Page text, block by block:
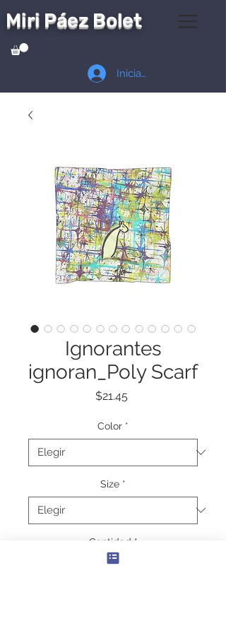
Miri Páez Bolet
Iniciar sesión
Ignorantes
ignoran_Poly Scarf
$21.45Precio
Color *
Size *
Cantidad *